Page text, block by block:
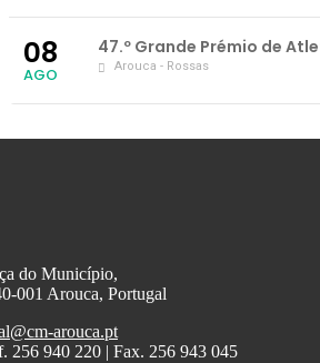
08
AGO
47.º Grande Prémio de
Arouca - Rossas
do Município,
001 Arouca, Portugal
arouca.pt
256 940 220 | Fax. 256 943 045